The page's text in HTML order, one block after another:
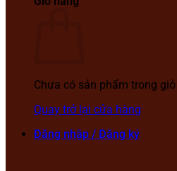
Chưa có sản phẩm trong
Quay trở lại cửa hàng
Đăng nhập / Đăng ký